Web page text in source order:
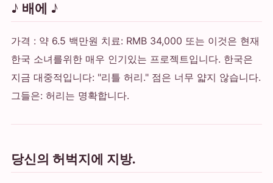
♪ 배에 ♪
가격 : 약 6.5 백만원 치료: RMB 34,000 또는 이것은 현재
한국 소녀를위한 매우 인기있는 프로젝트입니다. 한국은
지금 대중적입니다: "리틀 허리." 점은 너무 얇지 않습니다.
그들은: 허리는 명확합니다.
당신의 허벅지에 지방.